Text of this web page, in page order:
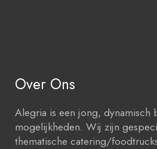
Over Ons
Alegria is een jong, dynamisch
mogelijkheden. Wij zijn
thematische catering/